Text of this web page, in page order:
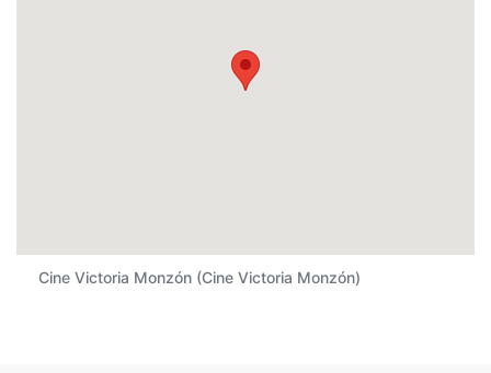
Cine Victoria Monzón (Cine Victoria Monzón)